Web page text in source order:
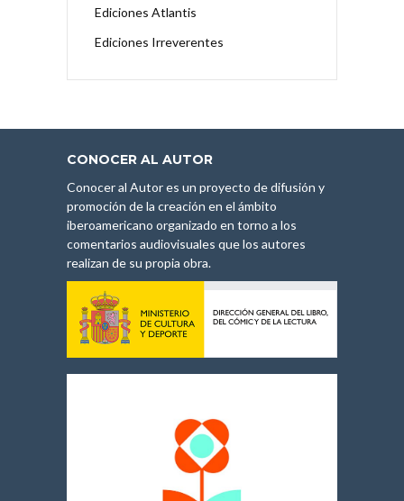
Ediciones Atlantis
Ediciones Irreverentes
CONOCER AL AUTOR
Conocer al Autor es un proyecto de difusión y
promoción de la creación en el ámbito
iberoamericano organizado en torno a los
comentarios audiovisuales que los autores
realizan de su propia obra.